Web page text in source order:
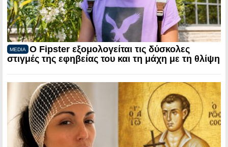
MEDIA
Ο Fipster εξομολογείται τις δύσκολες
στιγμές της εφηβείας του και τη μάχη με τη θλίψη